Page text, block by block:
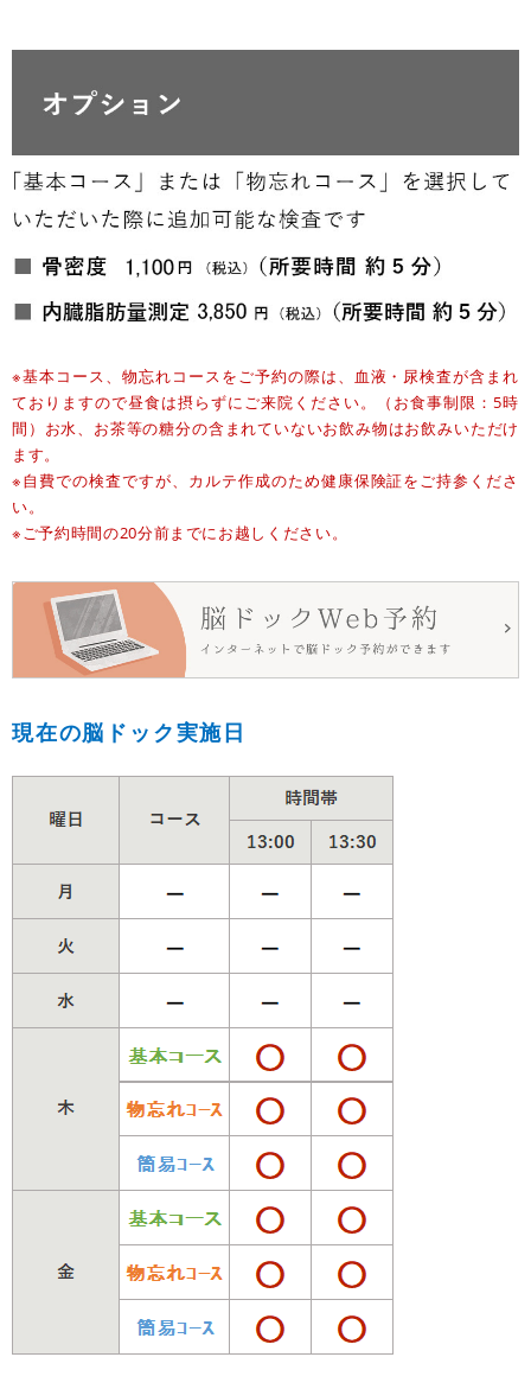
※基本コース、物忘れコースをご予約の際は、血液・尿検査が含まれ
ておりますので昼食は摂らずにご来院ください。（お食事制限：5時
間）お水、お茶等の糖分の含まれていないお飲み物はお飲みいただけ
ます。
※自費での検査ですが、カルテ作成のため健康保険証をご持参くださ
い。
※ご予約時間の20分前までにお越しください。
現在の脳ドック実施日